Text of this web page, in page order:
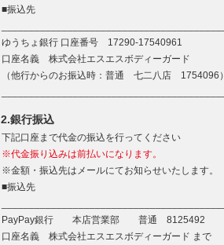
■振込先
ゆうちょ銀行 口座番号 17290-17540961
口座名義 株式会社エスエスボディーガード
（他行からのお振込時：普通 七二八店 1754096）
2.銀行振込
下記口座まで代金の振込を行ってください
※代金振り込みは前払いになります。
※金額・振込先はメールにてお知らせいたします。
■振込先
PayPay銀行 本店営業部 普通 8125492
口座名義 株式会社エスエスボディーガード まで